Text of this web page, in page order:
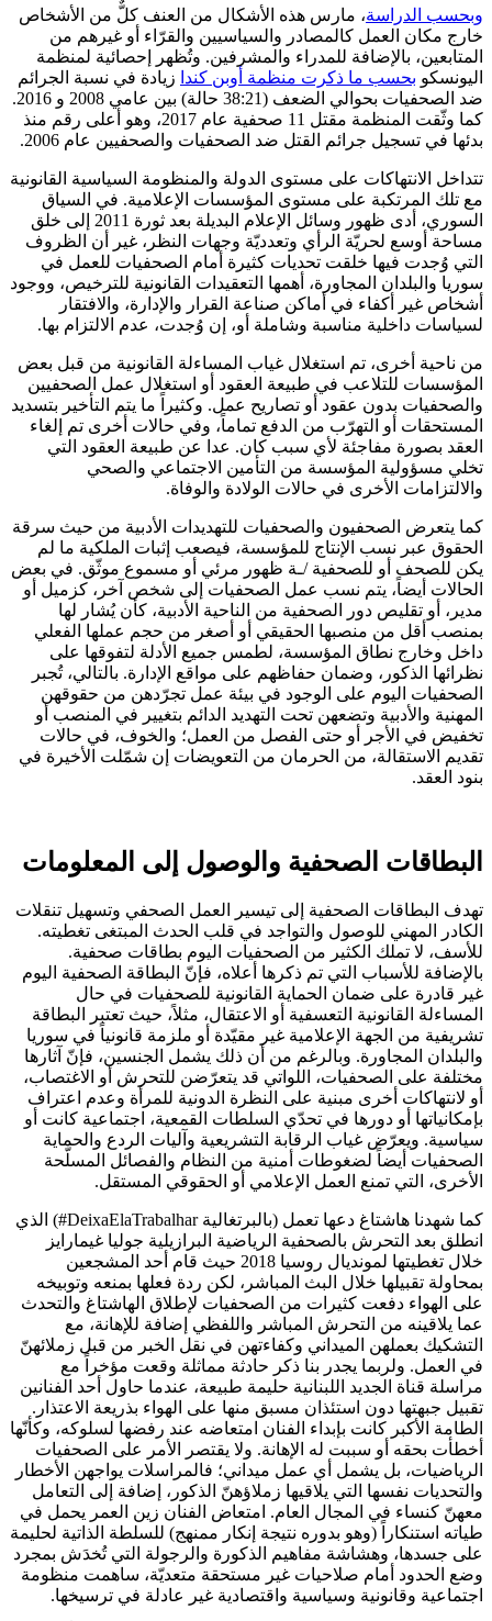
وبحسب الدراسة، مارس هذه الأشكال من العنف كلٌّ من الأشخاص
خارج مكان العمل كالمصادر والسياسيين والقرّاء أو غيرهم من
المتابعين، بالإضافة للمدراء والمشرفين. وتُظهر إحصائية لمنظمة
اليونسكو بحسب ما ذكرت منظمة أوبن كندا زيادة في نسبة الجرائم
ضد الصحفيات بحوالي الضعف (38:21 حالة) بين عامي 2008 و 2016.
كما وثّقت المنظمة مقتل 11 صحفية عام 2017، وهو أعلى رقم منذ
بدئها في تسجيل جرائم القتل ضد الصحفيات والصحفيين عام 2006.
تتداخل الانتهاكات على مستوى الدولة والمنظومة السياسية القانونية
مع تلك المرتكبة على مستوى المؤسسات الإعلامية. في السياق
السوري، أدى ظهور وسائل الإعلام البديلة بعد ثورة 2011 إلى خلق
مساحة أوسع لحريّة الرأي وتعدديّة وجهات النظر، غير أن الظروف
التي وُجدت فيها خلقت تحديات كثيرة أمام الصحفيات للعمل في
سوريا والبلدان المجاورة، أهمها التعقيدات القانونية للترخيص، ووجود
أشخاص غير أكفاء في أماكن صناعة القرار والإدارة، والافتقار
لسياسات داخلية مناسبة وشاملة أو، إن وُجدت، عدم الالتزام بها.
من ناحية أخرى، تم استغلال غياب المساءلة القانونية من قبل بعض
المؤسسات للتلاعب في طبيعة العقود أو استغلال عمل الصحفيين
والصحفيات بدون عقود أو تصاريح عمل. وكثيراً ما يتم التأخير بتسديد
المستحقات أو التهرّب من الدفع تماماً، وفي حالات أخرى تم إلغاء
العقد بصورة مفاجئة لأي سبب كان. عدا عن طبيعة العقود التي
تخلي مسؤولية المؤسسة من التأمين الاجتماعي والصحي
والالتزامات الأخرى في حالات الولادة والوفاة.
كما يتعرض الصحفيون والصحفيات للتهديدات الأدبية من حيث سرقة
الحقوق عبر نسب الإنتاج للمؤسسة، فيصعب إثبات الملكية ما لم
يكن للصحف أو للصحفية /ـة ظهور مرئي أو مسموع موثّق. في بعض
الحالات أيضاً، يتم نسب عمل الصحفيات إلى شخص آخر، كزميل أو
مدير، أو تقليص دور الصحفية من الناحية الأدبية، كأن يُشار لها
بمنصب أقل من منصبها الحقيقي أو أصغر من حجم عملها الفعلي
داخل وخارج نطاق المؤسسة، لطمس جميع الأدلة لتفوقها على
نظرائها الذكور، وضمان حفاظهم على مواقع الإدارة. بالتالي، تُجبر
الصحفيات اليوم على الوجود في بيئة عمل تجرّدهن من حقوقهن
المهنية والأدبية وتضعهن تحت التهديد الدائم بتغيير في المنصب أو
تخفيض في الأجر أو حتى الفصل من العمل؛ والخوف، في حالات
تقديم الاستقالة، من الحرمان من التعويضات إن شمّلت الأخيرة في
بنود العقد.
البطاقات الصحفية والوصول إلى المعلومات
تهدف البطاقات الصحفية إلى تيسير العمل الصحفي وتسهيل تنقلات
الكادر المهني للوصول والتواجد في قلب الحدث المبتغى تغطيته.
للأسف، لا تملك الكثير من الصحفيات اليوم بطاقات صحفية.
بالإضافة للأسباب التي تم ذكرها أعلاه، فإنّ البطاقة الصحفية اليوم
غير قادرة على ضمان الحماية القانونية للصحفيات في حال
المساءلة القانونية التعسفية أو الاعتقال، مثلاً، حيث تعتبر البطاقة
تشريفية من الجهة الإعلامية غير مقيّدة أو ملزمة قانونياً في سوريا
والبلدان المجاورة. وبالرغم من أن ذلك يشمل الجنسين، فإنّ آثارها
مختلفة على الصحفيات، اللواتي قد يتعرّضن للتحرش أو الاغتصاب،
أو لانتهاكات أخرى مبنية على النظرة الدونية للمرأة وعدم اعتراف
بإمكانياتها أو دورها في تحدّي السلطات القمعية، اجتماعية كانت أو
سياسية. ويعرّض غياب الرقابة التشريعية وآليات الردع والحماية
الصحفيات أيضاً لضغوطات أمنية من النظام والفصائل المسلّحة
الأخرى، التي تمنع العمل الإعلامي أو الحقوقي المستقل.
كما شهدنا هاشتاغ دعها تعمل (بالبرتغالية DeixaElaTrabalhar#) الذي
انطلق بعد التحرش بالصحفية الرياضية البرازيلية جوليا غيمارايز
خلال تغطيتها لمونديال روسيا 2018 حيث قام أحد المشجعين
بمحاولة تقبيلها خلال البث المباشر، لكن ردة فعلها بمنعه وتوبيخه
على الهواء دفعت كثيرات من الصحفيات لإطلاق الهاشتاغ والتحدث
عما يلاقينه من التحرش المباشر واللفظي إضافة للإهانة، مع
التشكيك بعملهن الميداني وكفاءتهن في نقل الخبر من قبل زملائهنّ
في العمل. ولربما يجدر بنا ذكر حادثة مماثلة وقعت مؤخراً مع
مراسلة قناة الجديد اللبنانية حليمة طبيعة، عندما حاول أحد الفنانين
تقبيل جبهتها دون استئذان مسبق منها على الهواء بذريعة الاعتذار.
الطامة الأكبر كانت بإبداء الفنان امتعاضه عند رفضها لسلوكه، وكأنّها
أخطأت بحقه أو سببت له الإهانة. ولا يقتصر الأمر على الصحفيات
الرياضيات، بل يشمل أي عمل ميداني؛ فالمراسلات يواجهن الأخطار
والتحديات نفسها التي يلاقيها زملاؤهنّ الذكور، إضافة إلى التعامل
معهنّ كنساء في المجال العام. امتعاض الفنان زين العمر يحمل في
طياته استنكاراً (وهو بدوره نتيجة إنكار ممنهج) للسلطة الذاتية لحليمة
على جسدها، وهشاشة مفاهيم الذكورة والرجولة التي تُخدَش بمجرد
وضع الحدود أمام صلاحيات غير مستحقة متعديّة، ساهمت منظومة
اجتماعية وقانونية وسياسية واقتصادية غير عادلة في ترسيخها.